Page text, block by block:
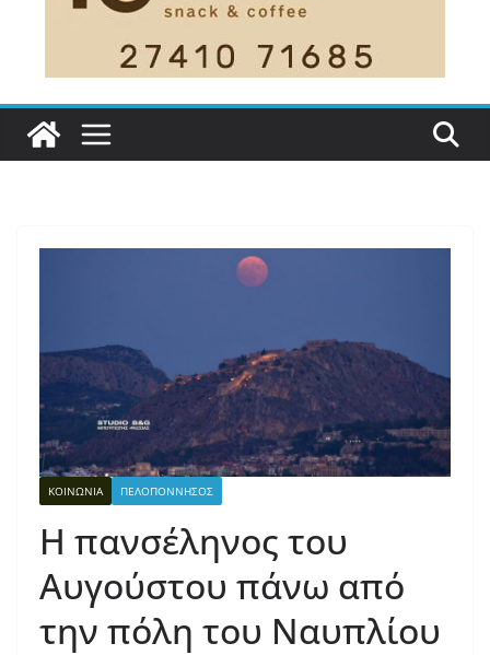
ΚΟΙΝΩΝΙΑ ΠΕΛΟΠΟΝΝΗΣΟΣ
Η πανσέληνος του
Αυγούστου πάνω από
την πόλη του Ναυπλίου